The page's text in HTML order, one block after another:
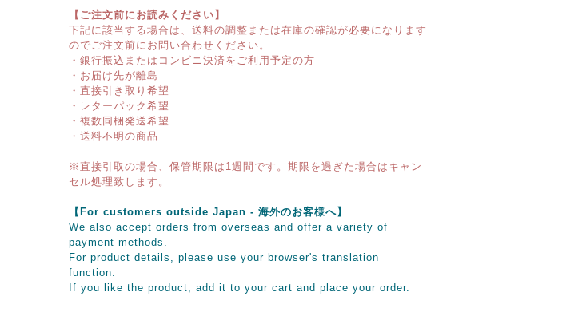
【ご注文前にお読みください】
下記に該当する場合は、送料の調整または在庫の確認が必要になります
のでご注文前にお問い合わせください。
・銀行振込またはコンビニ決済をご利用予定の方
・お届け先が離島
・直接引き取り希望
・レターパック希望
・複数同梱発送希望
・送料不明の商品
※直接引取の場合、保管期限は1週間です。期限を過ぎた場合はキャン
セル処理致します。
【For customers outside Japan - 海外のお客様へ】
We also accept orders from overseas and offer a variety of
payment methods.
For product details, please use your browser's translation
function.
If you like the product, add it to your cart and place your order.